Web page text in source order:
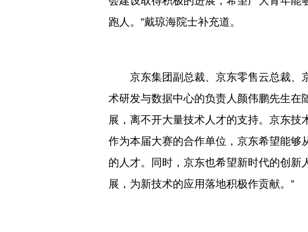
跑人。”戴琼海院士补充道。
京东集团副总裁、京东零售云总裁、
术研发与数据中心的负责人颜伟鹏先生在
展，离不开大量技术人才的支持。京东技
作为本届大赛的合作单位，京东希望能够
的人才。同时，京东也希望新时代的创新
展，为新技术的应用落地积极作贡献。”